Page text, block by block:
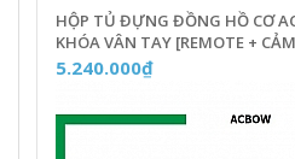
HỘP TỦ ĐỰNG ĐỒNG HỒ CƠ
KHÓA VÂN TAY [REMOTE +
5.240.000₫